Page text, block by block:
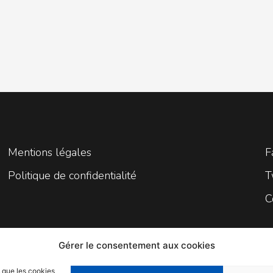
Gérer le consentement aux cookies
les cookies
Mentions légales
Politique de confidentialité